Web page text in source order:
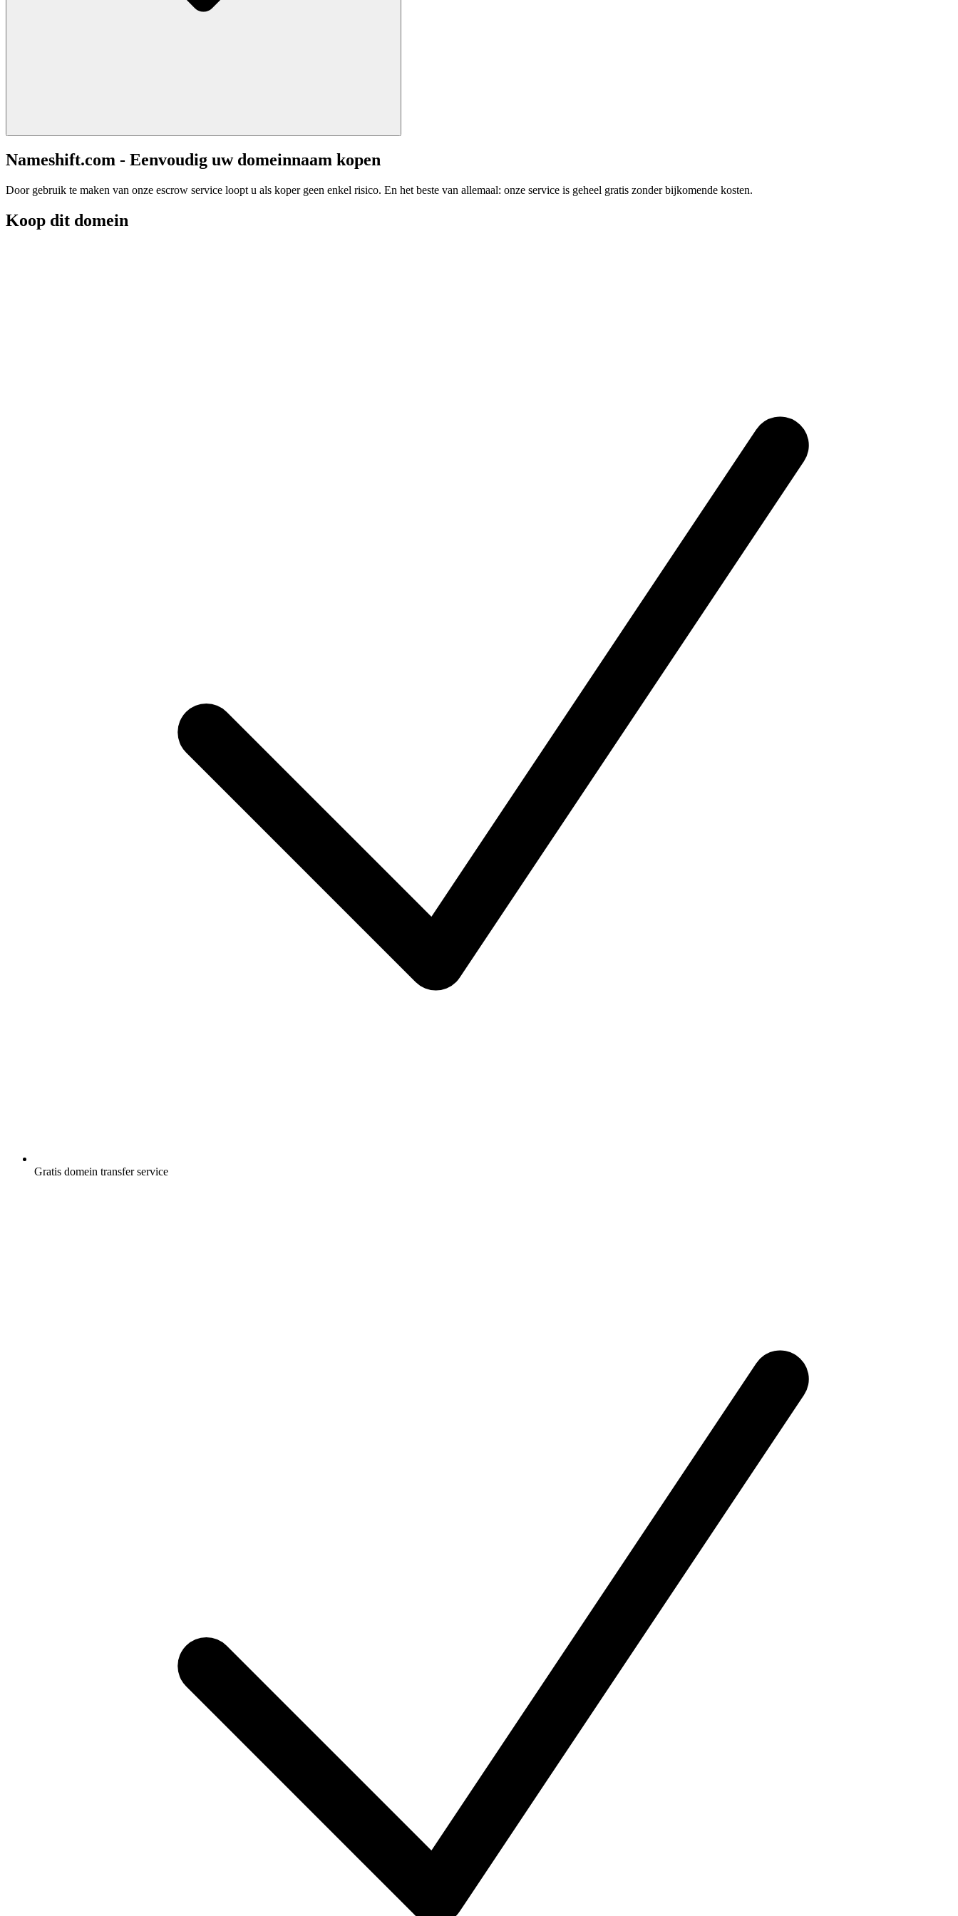
Nameshift.com - Eenvoudig uw domeinnaam kopen
Door gebruik te maken van onze escrow service loopt u als koper geen enkel risico. En het beste van allemaal: onze service is geheel gratis zonder bijkomende kosten.
Koop dit domein
Gratis domein transfer service